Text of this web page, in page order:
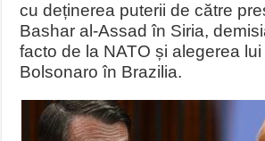
cu deținerea puterii de către
Bashar al-Assad în Siria,
facto de la NATO și alegerea lui
Bolsonaro în Brazilia.